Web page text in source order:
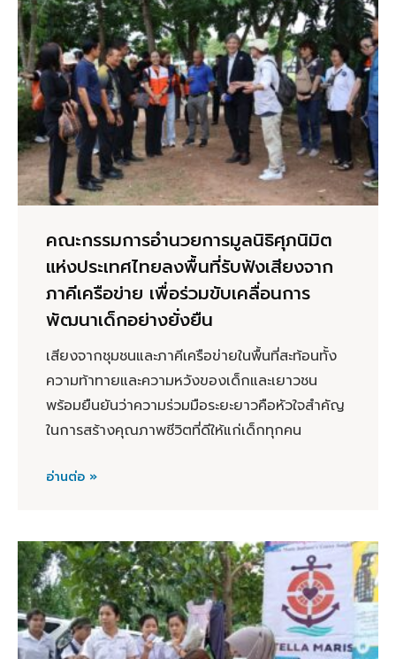
คณะกรรมการอำนวยการมูลนิธิศุภนิมิต
แห่งประเทศไทยลงพื้นที่รับฟังเสียงจาก
ภาคีเครือข่าย เพื่อร่วมขับเคลื่อนการ
พัฒนาเด็กอย่างยั่งยืน
เสียงจากชุมชนและภาคีเครือข่ายในพื้นที่สะท้อนทั้ง
ความท้าทายและความหวังของเด็กและเยาวชน
พร้อมยืนยันว่าความร่วมมือระยะยาวคือหัวใจสำคัญ
ในการสร้างคุณภาพชีวิตที่ดีให้แก่เด็กทุกคน
อ่านต่อ »